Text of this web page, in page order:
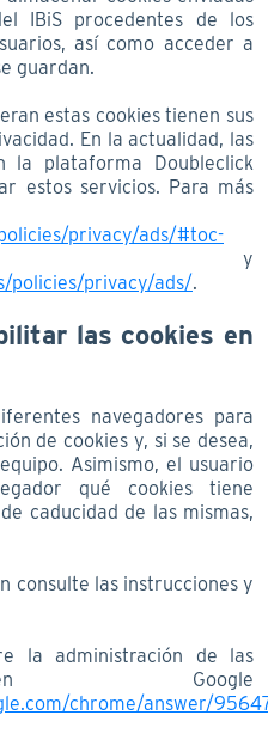
IBiS procedentes de los
así como acceder a
guardan.
estas cookies tienen sus
En la actualidad, las
la plataforma Doubleclick
estos servicios. Para más
privacy/ads/#toc-
policies/privacy/ads/.
las cookies en
navegadores para
de cookies y, si se desea,
Asimismo, el usuario
qué cookies tiene
caducidad de las mismas,
consulte las instrucciones y
la administración de las
Google
chrome/answer/